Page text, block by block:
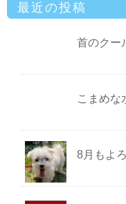
最近の投稿
首のクー
こまめな
8月もよ